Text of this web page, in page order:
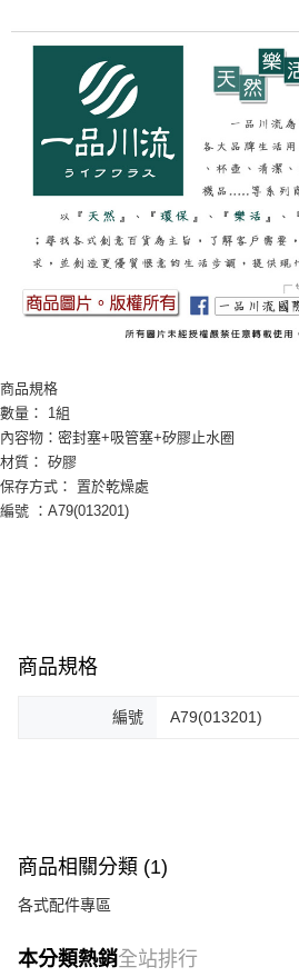
【「AFTEE先享後付」結帳流程】
１．於結帳方式選擇「AFTEE先享後付」後
結帳頁面，進行簡訊認證並確認金額後，即可
２．訂單成立數日內，您將收到繳費通知簡訊。
３．收到繳費通知簡訊後14天內，點擊此簡
ATM／網路銀行／等多元方式進行付款，方
※ 請注意：結帳手續完成當下不需立刻繳費
購買商品的店家。未經商家同意取消之訂單仍
後付繳納相關費用。
※ 交易是否成功請以「AFTEE先享後付 」之
是否繳費成功／繳費後需取消欲退款等相關疑
客戶支援中心」https://
【注意事項】
１．透過由恩沛科技股份有限公司提供之「
２．關於個人資料處理事宜，請瀏覽以下網址：
https://aftee.tw/terms/#terms3
３．未成年的使用者請事先徵得法定代理人或
「AFTEE先享後付」，若未經同意申辦者引起
任。
４．使用「AFTEE先享後付」時，將依據個別
時審查核予不同之上限額度；若仍有額度不足
全家取貨付款三天後到
每筆NT$60，滿NT$490(含以上)免運費
全家離島取貨付款
每筆NT$100，滿NT$1,000(含以上)免運
付款後全家取貨
每筆NT$60，滿NT$490(含以上)免運費
7-11取貨付款三天
每筆NT$60，滿NT$490(含以上)免運費
付款後7-11取貨
每筆NT$60，滿NT$490(含以上)免運費
本島宅配1~2天後到
每筆NT$80，滿NT$490(含以上)免運費
每筆NT$150，滿NT$3,000(含以上)免運
商品規格
數量： 1組
內容物：密封塞+吸管塞+矽膠止水圈
材質： 矽膠
保存方式： 置於乾燥處
編號 ：A79(013201)
商品規格
編號 A79(013201)
商品相關分類 (1)
各式配件專區
本分類熱銷全站排行